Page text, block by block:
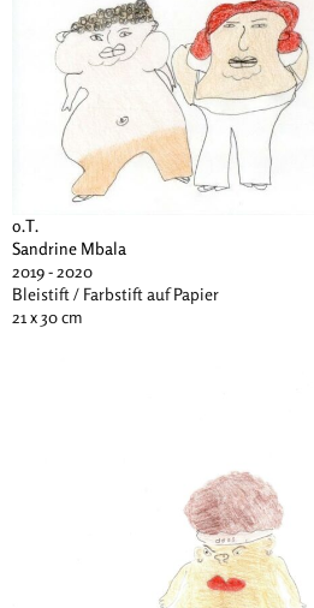
o.T.
Sandrine Mbala
2019 - 2020
Bleistift / Farbstift auf Papier
21 x 30 cm